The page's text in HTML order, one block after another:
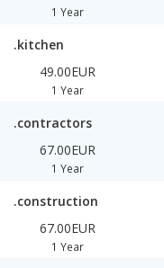
1 Year
.kitchen
49.00EUR
1 Year
.contractors
67.00EUR
1 Year
.construction
67.00EUR
1 Year